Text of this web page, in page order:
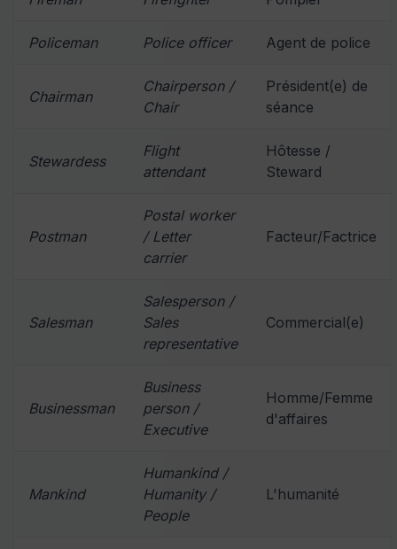
Policeman Police officer Agent de police
Chairman
Chairperson /
Chair
Président(e) de
séance
Stewardess
Flight
attendant
Hôtesse /
Steward
Postman
Postal worker
/ Letter
carrier
Facteur/Factrice
Salesman
Salesperson /
Sales
representative
Commercial(e)
Businessman
Business
person /
Executive
Homme/Femme
d'affaires
Mankind
Humankind /
Humanity /
People
L'humanité